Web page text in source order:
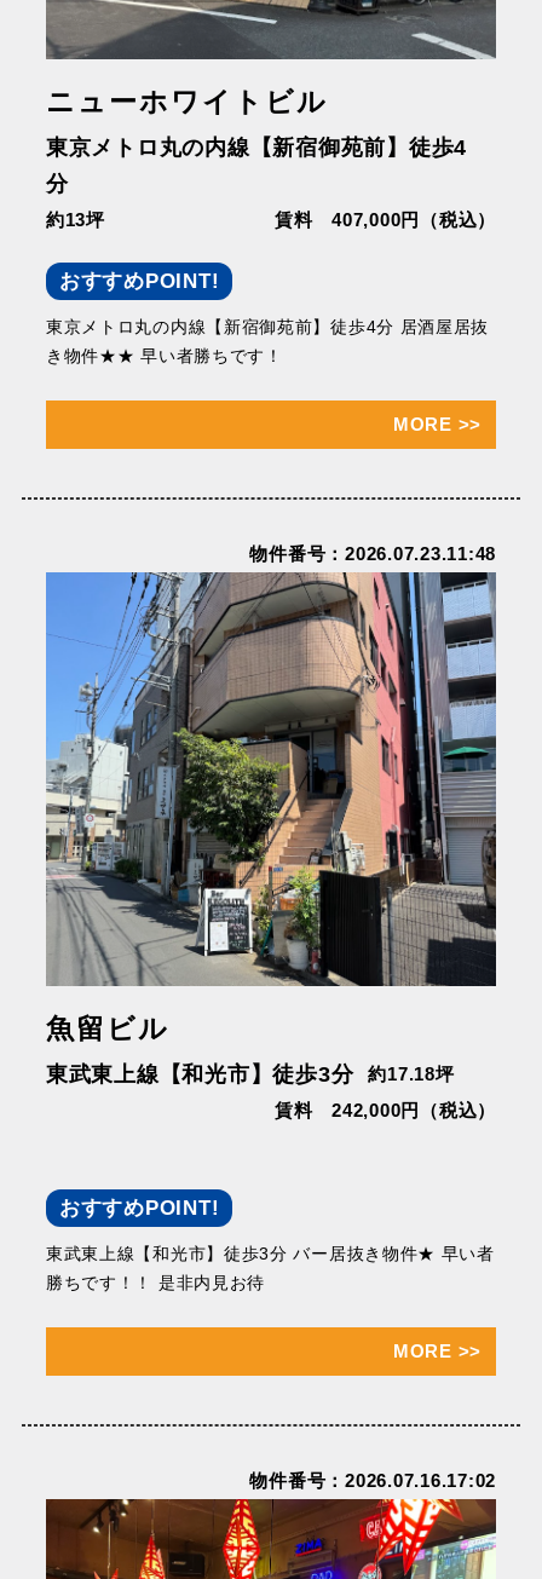
ニューホワイトビル
東京メトロ丸の内線【新宿御苑前】徒歩4
分
約13坪 賃料 407,000円（税込）
おすすめPOINT!
東京メトロ丸の内線【新宿御苑前】徒歩4分 居酒屋居抜
き物件★★ 早い者勝ちです！
MORE >>
物件番号：2026.07.23.11:48
魚留ビル
東武東上線【和光市】徒歩3分
約17.18坪
賃料 242,000円（税込）
おすすめPOINT!
東武東上線【和光市】徒歩3分 バー居抜き物件★ 早い者
勝ちです！！ 是非内見お待
MORE >>
物件番号：2026.07.16.17:02